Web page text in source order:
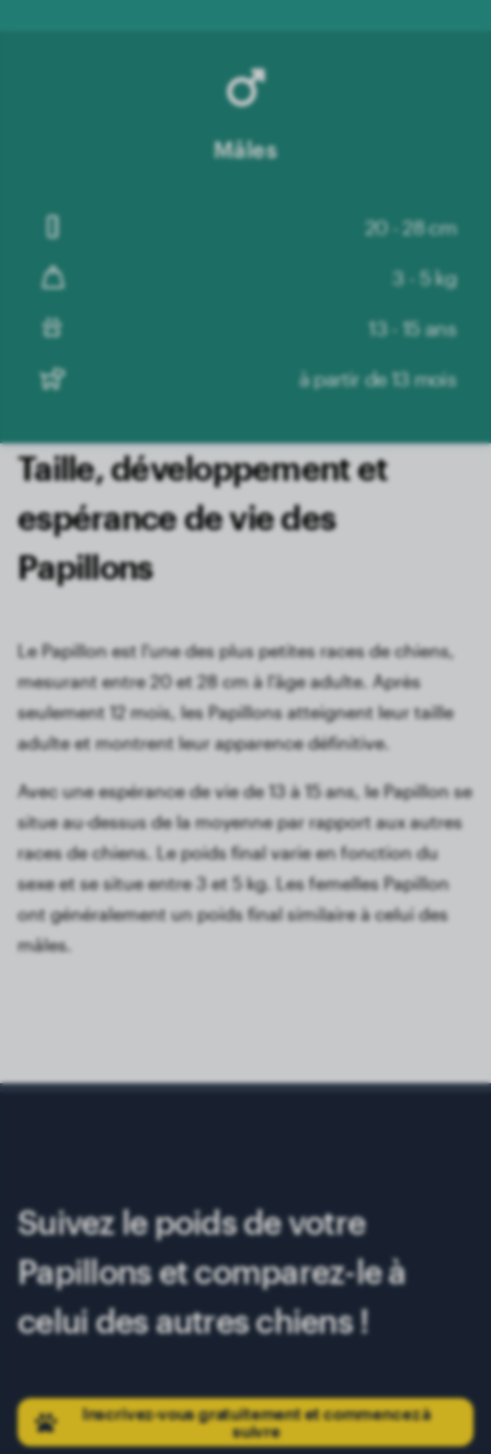
Mâles
20 - 28 cm
3 - 5 kg
13 - 15 ans
à partir de 13 mois
Taille, développement et
espérance de vie des
Papillons
Le Papillon est l'une des plus petites races de chiens,
mesurant entre 20 et 28 cm à l'âge adulte. Après
seulement 12 mois, les Papillons atteignent leur taille
adulte et montrent leur apparence définitive.
Avec une espérance de vie de 13 à 15 ans, le Papillon se
situe au-dessus de la moyenne par rapport aux autres
races de chiens. Le poids final varie en fonction du
sexe et se situe entre 3 et 5 kg. Les femelles Papillon
ont généralement un poids final similaire à celui des
mâles.
Suivez le poids de votre
Papillons et comparez-le à
celui des autres chiens !
Inscrivez-vous gratuitement et commencez à
suivre